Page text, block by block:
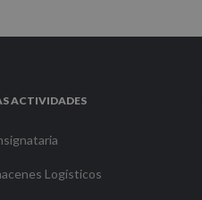
ACTIVIDADES
Logísticos